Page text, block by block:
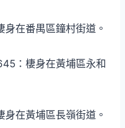
在番禺區鐘村街道。
：棲身在黃埔區永和
在黃埔區長嶺街道。